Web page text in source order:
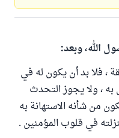
الله، وبعد:
، فلا بد أن يكون له في
به ، ولا يجوز التحدث
من شأنه الاستهانة به
في قلوب المؤمنين .